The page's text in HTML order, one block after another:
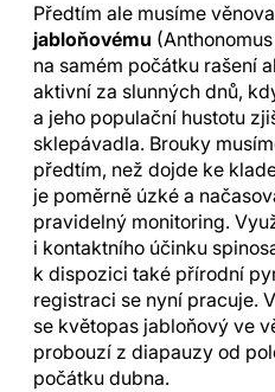
Předtím ale musíme
jabloňovému
na samém počátku rašení
aktivní za slunných dnů,
a jeho populační hustotu
sklepávadla. Brouky
předtím, než dojde ke
je poměrně úzké a
pravidelný monitoring.
i kontaktního účinku
k dispozici také přírodní
registraci se nyní pracuje.
se květopas jabloňový ve
probouzí z diapauzy od
počátku dubna.